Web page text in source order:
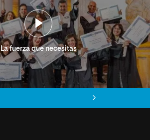
La fuerza que necesitas